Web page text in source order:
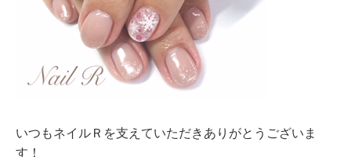
いつもネイルＲを支えていただきありがとうございま
す！